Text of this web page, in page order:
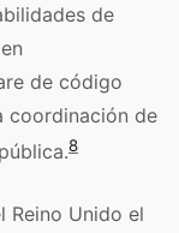
de
de código
coordinación de
8
Reino Unido el